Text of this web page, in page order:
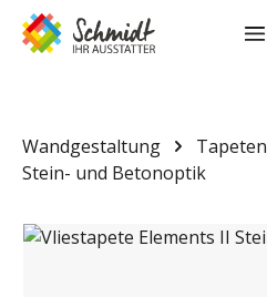
springen
Wandgestaltung
Tapeten
Stein- und Betonoptik
Bildergalerie überspringen